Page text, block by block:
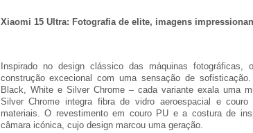
Xiaomi 15 Ultra: Fotografia de elite, imagens
Inspirado no design clássico das máquinas
construção excecional com uma sensação de
Black, White e Silver Chrome – cada variante exala uma
Silver Chrome integra fibra de vidro aeroespacial e
materiais. O revestimento em couro PU e a costura de
câmara icónica, cujo design marcou uma geração.